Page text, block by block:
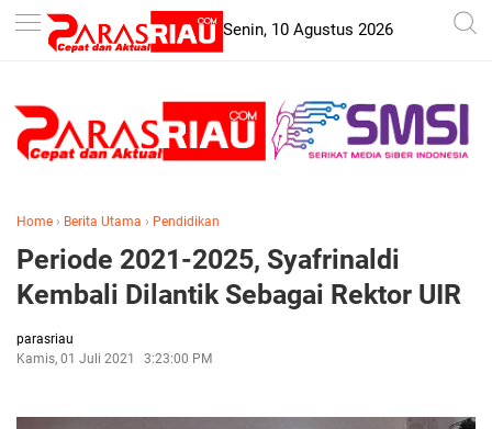
-->
Senin, 10 Agustus 2026
Home › Berita Utama › Pendidikan
Periode 2021-2025, Syafrinaldi
Kembali Dilantik Sebagai Rektor UIR
parasriau
Kamis, 01 Juli 2021
3:23:00 PM